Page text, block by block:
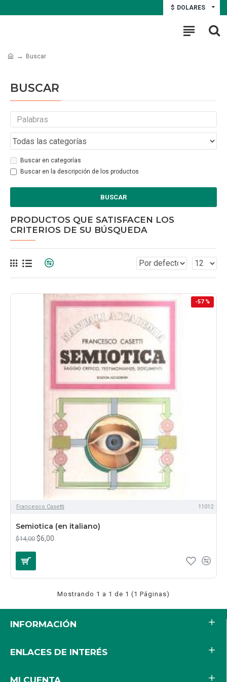
$ DOLARES
Buscar
BUSCAR
Buscar en categorías
Buscar en la descripción de los productos
BUSCAR
PRODUCTOS QUE SATISFACEN LOS
CRITERIOS DE SU BÚSQUEDA
-57 %
Francesco Casetti 11012
Semiotica (en italiano)
$14,00 $6,00
Mostrando 1 a 1 de 1 (1 Páginas)
INFORMACIÓN
ENLACES DE INTERÉS
MI CUENTA